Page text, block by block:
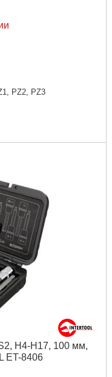
PZ2, PZ3
H4-H17, 100 мм,
ET-8406